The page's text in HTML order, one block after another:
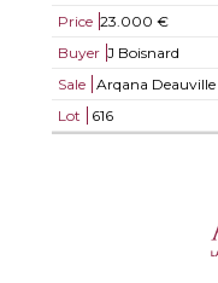
Price 23.000 €
Buyer J Boisnard
Sale
Arqana
Lot
616